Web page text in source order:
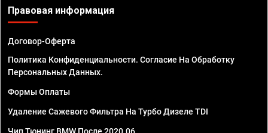
Правовая информация
Договор-Оферта
Политика Конфиденциальности. Согласие На Обработку
Персональных Данных.
Формы Оплаты
Удаление Сажевого Фильтра На Турбо Дизеле TDI